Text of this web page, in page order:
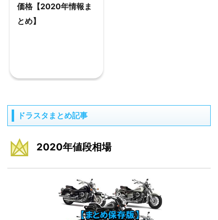
価格【2020年情報ま
とめ】
ドラスタまとめ記事
2020年値段相場